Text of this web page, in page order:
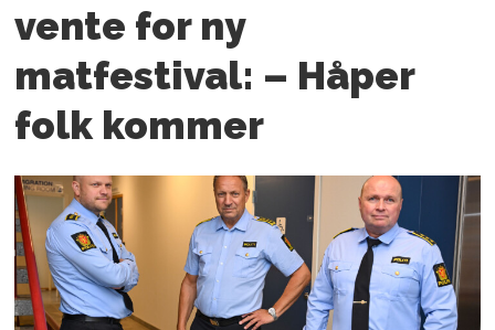
vente for ny
matfestival: – Håper
folk kommer